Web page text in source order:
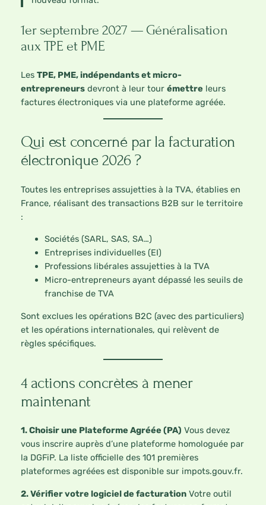
1er septembre 2027 — Généralisation
aux TPE et PME
Les TPE, PME, indépendants et micro-
entrepreneursdevront à leur tour émettre leurs
factures électroniques via une plateforme agréée.
Qui est concerné par la facturation
électronique 2026 ?
Toutes les entreprises assujetties à la TVA, établies en
France, réalisant des transactions B2B sur le territoire
:
Sociétés (SARL, SAS, SA…)
Entreprises individuelles (EI)
Professions libérales assujetties à la TVA
Micro-entrepreneurs ayant dépassé les seuils de
franchise de TVA
Sont exclues les opérations B2C (avec des particuliers)
et les opérations internationales, qui relèvent de
règles spécifiques.
4 actions concrètes à mener
maintenant
1. Choisir une Plateforme Agréée (PA) Vous devez
vous inscrire auprès d’une plateforme homologuée par
la DGFiP. La liste officielle des 101 premières
plateformes agréées est disponible sur impots.gouv.fr.
2. Vérifier votre logiciel de facturationVotre outil